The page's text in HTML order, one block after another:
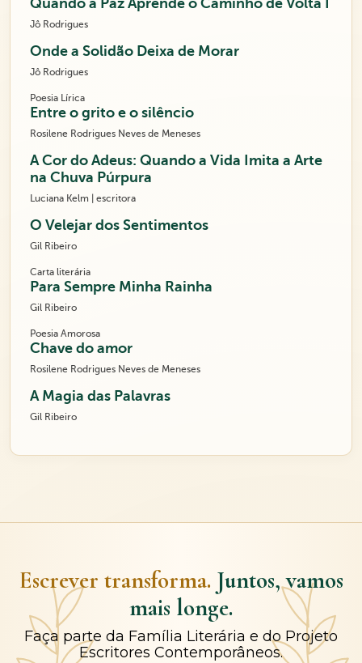
Quando a Paz Aprende o Caminho de Volta I
Jô Rodrigues
Onde a Solidão Deixa de Morar
Jô Rodrigues
Poesia Lírica
Entre o grito e o silêncio
Rosilene Rodrigues Neves de Meneses
A Cor do Adeus: Quando a Vida Imita a Arte
na Chuva Púrpura
Luciana Kelm | escritora
O Velejar dos Sentimentos
Gil Ribeiro
Carta literária
Para Sempre Minha Rainha
Gil Ribeiro
Poesia Amorosa
Chave do amor
Rosilene Rodrigues Neves de Meneses
A Magia das Palavras
Gil Ribeiro
Escrever transforma. Juntos, vamos
mais longe.
Faça parte da Família Literária e do Projeto
Escritores Contemporâneos.